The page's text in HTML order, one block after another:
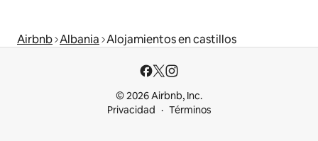
Airbnb Albania Alojamientos en castillos
© 2026 Airbnb, Inc.
Privacidad
Términos